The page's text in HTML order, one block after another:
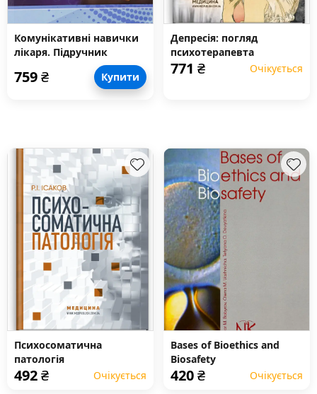
Комунікативні навички
лікаря. Підручник
759₴ Купити
Депресія: погляд
психотерапевта
771 ₴ Очікується
Психосоматична
патологія
492₴ Очікується
Bases of Bioethics and
Biosafety
420₴ Очікується